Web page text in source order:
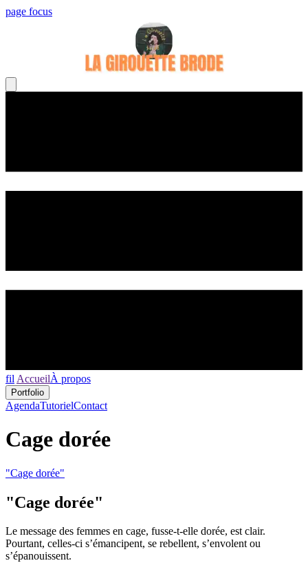
page focus
fil AccueilÀ propos
Portfolio
AgendaTutorielContact
Cage dorée
"Cage dorée"
"Cage dorée"
Le message des femmes en cage, fusse-t-elle dorée, est clair.
Pourtant, celles-ci s’émancipent, se rebellent, s’envolent ou
s’épanouissent.